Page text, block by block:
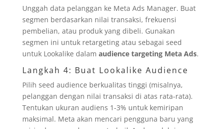
Unggah data pelanggan ke Meta Ads Manager. Buat
segmen berdasarkan nilai transaksi, frekuensi
pembelian, atau produk yang dibeli. Gunakan
segmen ini untuk retargeting atau sebagai seed
untuk Lookalike dalam audience targeting Meta Ads.
Langkah 4: Buat Lookalike Audience
Pilih seed audience berkualitas tinggi (misalnya,
pelanggan dengan nilai transaksi di atas rata-rata).
Tentukan ukuran audiens 1-3% untuk kemiripan
maksimal. Meta akan mencari pengguna baru yang